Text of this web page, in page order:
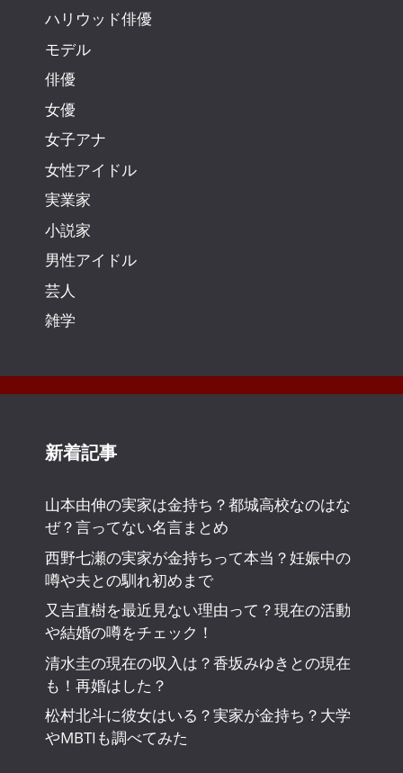
ハリウッド俳優
モデル
俳優
女優
女子アナ
女性アイドル
実業家
小説家
男性アイドル
芸人
雑学
新着記事
山本由伸の実家は金持ち？都城高校なのはな
ぜ？言ってない名言まとめ
西野七瀬の実家が金持ちって本当？妊娠中の
噂や夫との馴れ初めまで
又吉直樹を最近見ない理由って？現在の活動
や結婚の噂をチェック！
清水圭の現在の収入は？香坂みゆきとの現在
も！再婚はした？
松村北斗に彼女はいる？実家が金持ち？大学
やMBTIも調べてみた